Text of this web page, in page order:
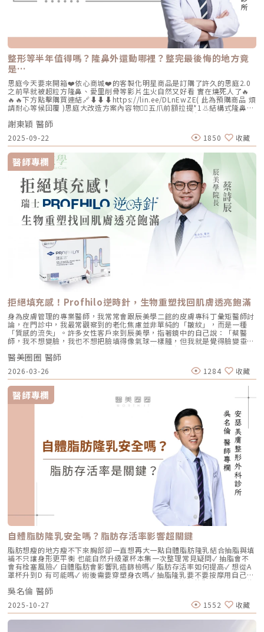
整形等半年值得嗎？隆鼻外還動哪裡？整完最後悔的地方竟
是…
思庭今天要來開箱❤️依心商城❤️的客製化明星商品是訂購了許久的思庭2.0
之前早就被超粒方隆鼻、愛里削骨等影片生火自然又好看 實在燒死人了🔥
🔥🔥下方點擊購買連結🔗⬇️⬇️⬇️https://lin.ee/DLnEwZE( 此為預購商品 煩
請耐心等候回覆 )思庭大改造方案內容物💁‍♀️五爪前額拉提*1👃結構式隆鼻*1
(加購縮鼻翼、敲鼻骨、貴族手術)👄微笑嘴角*1 (加購嘴邊肉拉提)重點摘
要：00:00 搶先看⚡⚡01:43 開箱手術方案內容物02:02 上臉眉眼分析 : 五
爪前額拉提02:36 中臉隆鼻分析 : 結構式隆鼻合併貴族手術03:58 下臉唇巴
分析 : 微笑嘴角+嘴扁肉拉提04:43 華麗買家秀05:25 五星好評分享
⭐⭐⭐⭐⭐▸▸歡迎合作洽談：followheart.marketing@gmail.com◂◂依心唯
美整形外科診所地址｜台北市信義區基隆路二段15號2樓電話｜（02）
2345-6777官方網站｜https://www.followheart.com.tw/官方諮詢｜
https://follow-heart.com/line臉書粉專｜https://follow-
heart.com/case_fbIG追起來｜https://follow-
heart.com/case_igWeChat ID｜Dr_followheart
謝東穎 醫師
2025-09-22 1850 收藏
醫師專欄
拒絕填充感！Profhilo逆時針，生物重塑找回肌膚透亮飽滿
身為皮膚管理的專業醫師，我常常會跟辰美學二館的皮膚專科丁彙矩醫師討
論，在門診中，我最常觀察到的老化焦慮並非單純的「皺紋」，而是一種
「質感的流失」。許多女性客戶來到辰美學，指著鏡中的自己說：「蔡醫
師，我不想變臉，我也不想把臉填得像氣球一樣腫，但我就是覺得臉變垂
了、乾了，看起來很累。」這種「累感」，往往來自於肌膚真皮層結構的崩
解。過去我們習慣用玻尿酸去「填補」凹陷，或是用電音波去「緊緻」皮
表，但在這兩者之間，其實存在著一個關鍵的空白區：生物重塑（Bio-
Remodeling）。這就是為什麼我對 Profhilo 逆時針（俗稱：璞菲洛）情
有獨鍾的原因。一、 重新定義抗老：為什麼妳需要的是「重塑」而非「填
充」？在深入了解 Profhilo逆時針 之前，我們必須先釐清肌膚老化的本
質。肌膚的年輕度由真皮層的三大支柱決定：水份、膠原蛋白
（Collagen）以及彈力蛋白（Elastin）。多數人對膠原蛋白耳熟能詳，它
就像建築物的「鋼筋水泥」，負責撐起皮膚的厚度與體積；然而，讓肌膚在
做表情後能迅速回彈、維持組織張力的關鍵，其實是彈力蛋白。彈力蛋白就
像支撐鋼筋的「橡皮筋」，不幸的是，人體在青春期過後，彈力蛋白的合成
速度就會大幅下降。當彈力蛋白流失，肌膚就會像失去彈性的鬆緊帶，出現
細紋、毛孔粗大、甚至是難以處理的「鬆弛型下垂」。傳統玻尿酸屬於「填
充型」，主要目的是增加體積（Volumizing），如果過度施打，容易造成
面部僵硬或「醫美臉」。而 Profhilo 逆時針的誕生，是為了從細胞底層進
行「修復與重塑」，讓皮膚自己找回年輕時的彈性。二、 Profhilo 逆時針
的科學核心：NAHYCO™ 專利技術Profhilo逆時針來自瑞士著名的 IBSA 製
藥集團。身為專業醫師，我非常看重產品的「純淨度」與「穩定性」。
Profhilo 之所以能在國際醫美界佔有一席之地，在於其革命性的
NAHYCO™ 專利熱融合技術。1. 醫學界的「純淨」突破：無化學交聯劑一
般玻尿酸為了維持在體內的時間，必須添加化學交聯劑（如 BDDE）。雖然
這在合法範圍內是安全的，但對於過敏體質或追求極致天然的客戶來說，仍
存在延遲性發炎的風險。Profhilo逆時針 透過精確的加熱與降溫製程，讓
高分子與低分子玻尿酸產生自然的氫鍵鍵結，完全不含 BDDE。這意味著它
具備極高的「生物相容性」，注射後能與人體組織完美融合。2. 高低分子玻
尿酸的「黃金比例」Profhilo 含有目前市面上極高濃度的玻尿酸
（64mg/2ml），它結合了： 高分子量玻尿酸（H-HA）：提供穩定的物理
支撐與深層鎖水，改善鬆弛。 低分子量玻尿酸（L-HA）：作為傳遞信號的
分子，直接活化真皮層內的纖維母細胞，誘導膠原蛋白與彈力蛋白新生。這
種「1+1 > 2」的協同作用，讓 Profhilo 在進入皮膚後，能像液態電波一
樣迅速擴散，全面性地改善膚質。三、 3 種細胞與 5 種蛋白：解開「液態
電波」的逆齡關鍵在辰美學的診間，我常跟客戶解釋，Profhilo 就像是為
肌膚施加了一種「啟動指令」。它不僅僅是補水，而是啟動了「3+5 逆齡機
制」： 活化 3 種關鍵細胞： 纖維母細胞：這是皮膚的「膠原工廠」。 角質
醫美圈圈 醫師
2026-03-26 1284 收藏
醫師專欄
自體脂肪隆乳安全嗎？脂肪存活率影響超關鍵
脂肪想瘦的地方瘦不下來胸部卻一直想再大一點自體脂肪隆乳結合抽脂與填
補不只讓身形更平衡 也能自然升級罩杯本集一次整理常見疑問✓ 抽脂會不
會有栓塞風險✓ 自體脂肪會影響乳癌篩檢嗎✓ 脂肪存活率如何提高✓ 想從A
罩杯升到D 有可能嗎✓ 術後需要穿塑身衣嗎✓ 抽脂隆乳要不要按摩用自己的
脂肪 打造柔軟真實的胸型適合誰 怎麼做 最有效將給妳完整觀念與安心評估
依據重點摘要：0:00 #她說他說0:40 #自體脂肪隆乳v.s.#假體隆乳 想要哪
一樣？1:02 關於手術安全性 #自體隆乳2:12 不同的抽脂方式 #脂肪存活率
會一樣嗎？3:16 關於抽脂安全 #脂肪栓塞問題 ？4:09 關於手術安全性 #矽
膠隆乳相關影片：• 罩杯升級前必看，自體脂肪豐胸解析！ EP20• 男生
女乳好尷尬，胸部困擾的隱藏原因你有嗎？ EP24• 抽就對了？抽脂局部雕
吳名倫 醫師
2025-10-27 1552 收藏